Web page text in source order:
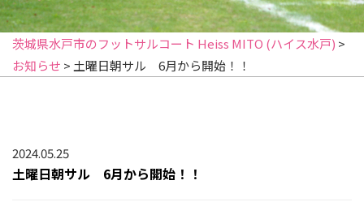
茨城県水戸市のフットサルコート Heiss MITO (ハイス水戸) >
お知らせ > 土曜日朝サル 6月から開始！！
2024.05.25
土曜日朝サル 6月から開始！！